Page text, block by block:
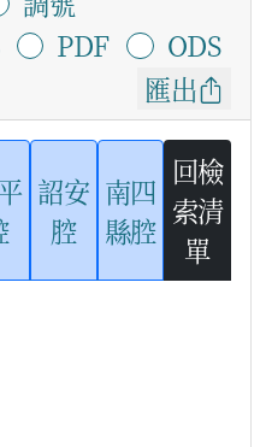
PDF
ODS
匯出
詔安
腔
南四
縣腔
回檢
索清
單